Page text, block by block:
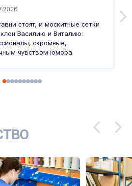
стоят, и москитные сетки
Василию и Виталию:
скромные,
чувством юмора.